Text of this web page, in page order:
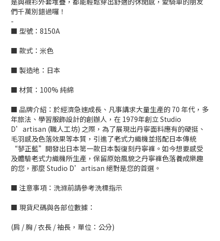
們千萬別錯過囉！
-
■ 型號：8150A
■ 款式：米色
■ 製造地：日本
■ 材質：100% 純綿
■ 品牌介紹：於經濟急速成長、凡事講求大量生產的 70 年代，多
年旅法、學習服飾設計的創辦人，在 1979年創立 Studio
D’artisan (職人工坊) 之際，為了展現出丹寧面料應有的硬挺、
毛羽感及色落效果等本質，引進了老式力織機並搭配日本傳統
“蓼正藍”開發出日本第一款日本製復刻丹寧褲。如今想要感受
及體驗老式力織機所生產，保留原始風貌之丹寧褲色落養成樂趣
的您，那麼 Studio D’artisan 絕對是您的首選。
■ 注意事項：洗滌前請參考洗標指示
■ 現貨尺碼與各部位數據：
(肩 / 胸 / 衣長 / 袖長，單位：公分)